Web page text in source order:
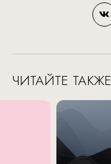
ЧИТАЙТЕ ТАКЖЕ